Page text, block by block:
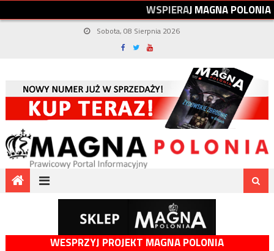
WSPIERAJMAGNAPOLONIA
Sobota, 08 Sierpnia 2026
WESPRZYJ PROJEKT MAGNA POLONIA